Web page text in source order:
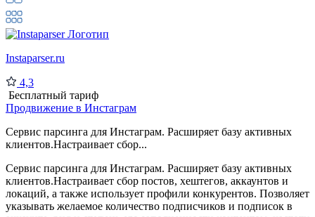
Instaparser.ru
4,3
Бесплатный тариф
Продвижение в Инстаграм
Сервис парсинга для Инстаграм. Расширяет базу активных
клиентов.Настраивает сбор...
Сервис парсинга для Инстаграм. Расширяет базу активных
клиентов.Настраивает сбор постов, хештегов, аккаунтов и
локаций, а также использует профили конкурентов. Позволяет
указывать желаемое количество подписчиков и подписок в